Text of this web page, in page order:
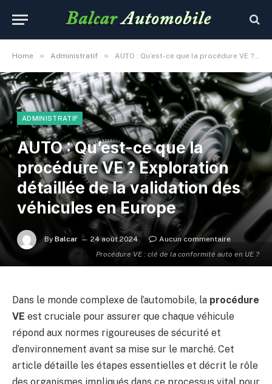
Home » Administratif » AUTO : Qu’est-ce que la procédure VE ? Exploration détaillée de la validation des véhicules en Europe
Procédure VE : clé de la conformité auto en UE ?
ADMINISTRATIF
AUTO : Qu’est-ce que la
procédure VE ? Exploration
détaillée de la validation des
véhicules en Europe
By Balcar 24 août 2024 Aucun commentaire
Dans le monde complexe de l’automobile, la procédure
VE est cruciale pour assurer que chaque véhicule
répond aux normes rigoureuses de sécurité et
d’environnement avant sa mise sur le marché. Cet
article détaille les étapes essentielles et décrit le rôle